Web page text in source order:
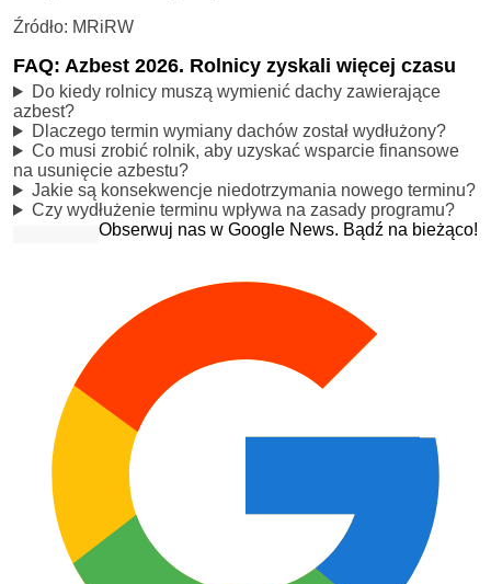
Źródło: MRiRW
FAQ: Azbest 2026. Rolnicy zyskali więcej czasu
Do kiedy rolnicy muszą wymienić dachy zawierające
azbest?
Dlaczego termin wymiany dachów został wydłużony?
Co musi zrobić rolnik, aby uzyskać wsparcie finansowe
na usunięcie azbestu?
Jakie są konsekwencje niedotrzymania nowego terminu?
Czy wydłużenie terminu wpływa na zasady programu?
Obserwuj nas w Google News. Bądź na bieżąco!